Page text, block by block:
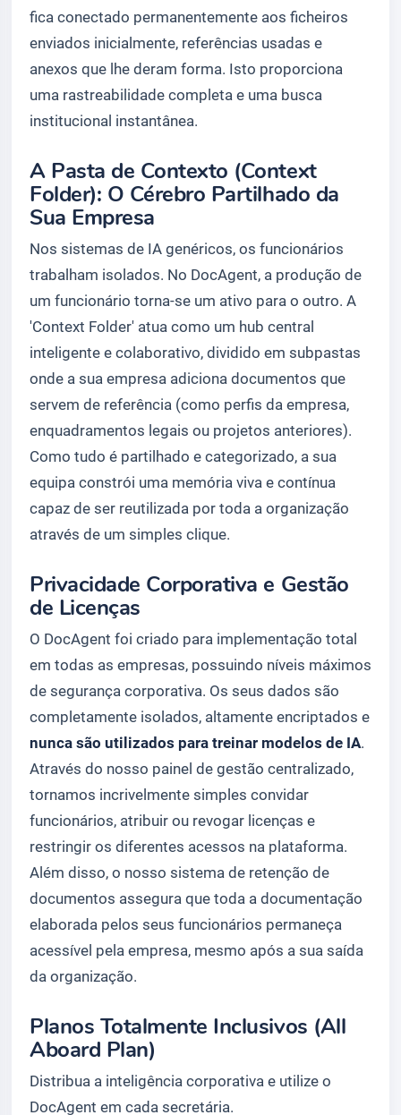
fica conectado permanentemente aos ficheiros
enviados inicialmente, referências usadas e
anexos que lhe deram forma. Isto proporciona
uma rastreabilidade completa e uma busca
institucional instantânea.
A Pasta de Contexto (Context
Folder): O Cérebro Partilhado da
Sua Empresa
Nos sistemas de IA genéricos, os funcionários
trabalham isolados. No DocAgent, a produção de
um funcionário torna-se um ativo para o outro. A
'Context Folder' atua como um hub central
inteligente e colaborativo, dividido em subpastas
onde a sua empresa adiciona documentos que
servem de referência (como perfis da empresa,
enquadramentos legais ou projetos anteriores).
Como tudo é partilhado e categorizado, a sua
equipa constrói uma memória viva e contínua
capaz de ser reutilizada por toda a organização
através de um simples clique.
Privacidade Corporativa e Gestão
de Licenças
O DocAgent foi criado para implementação total
em todas as empresas, possuindo níveis máximos
de segurança corporativa. Os seus dados são
completamente isolados, altamente encriptados e
nunca são utilizados para treinar modelos de IA.
Através do nosso painel de gestão centralizado,
tornamos incrivelmente simples convidar
funcionários, atribuir ou revogar licenças e
restringir os diferentes acessos na plataforma.
Além disso, o nosso sistema de retenção de
documentos assegura que toda a documentação
elaborada pelos seus funcionários permaneça
acessível pela empresa, mesmo após a sua saída
da organização.
Planos Totalmente Inclusivos (All
Aboard Plan)
Distribua a inteligência corporativa e utilize o
DocAgent em cada secretária.